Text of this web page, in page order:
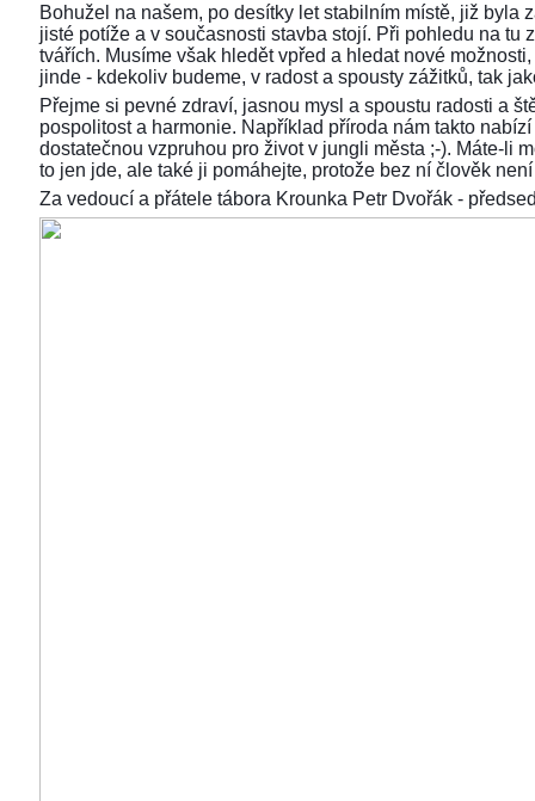
Bohužel na našem, po desítky let stabilním místě, již byla
jisté potíže a v současnosti stavba stojí. Při pohledu na tu
tvářích. Musíme však hledět vpřed a hledat nové
jinde - kdekoliv budeme, v radost a spousty zážitků, tak
Přejme si pevné zdraví, jasnou mysl a spoustu radosti a
pospolitost a harmonie. Například příroda nám takto
dostatečnou vzpruhou pro život v jungli města ;-). Máte-li
to jen jde, ale také ji pomáhejte, protože bez ní člověk
Za vedoucí a přátele tábora Krounka Petr Dvořák -